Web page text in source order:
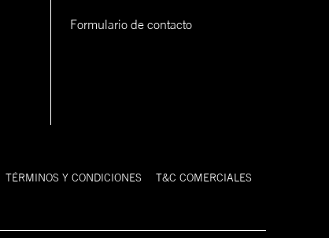
Formulario de contacto
TÉRMINOS Y CONDICIONES T&C COMERCIALES